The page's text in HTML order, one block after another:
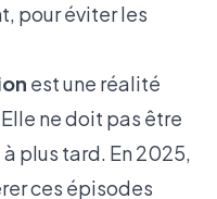
pour éviter les
est une réalité
ne doit pas être
plus tard. En 2025,
ces épisodes